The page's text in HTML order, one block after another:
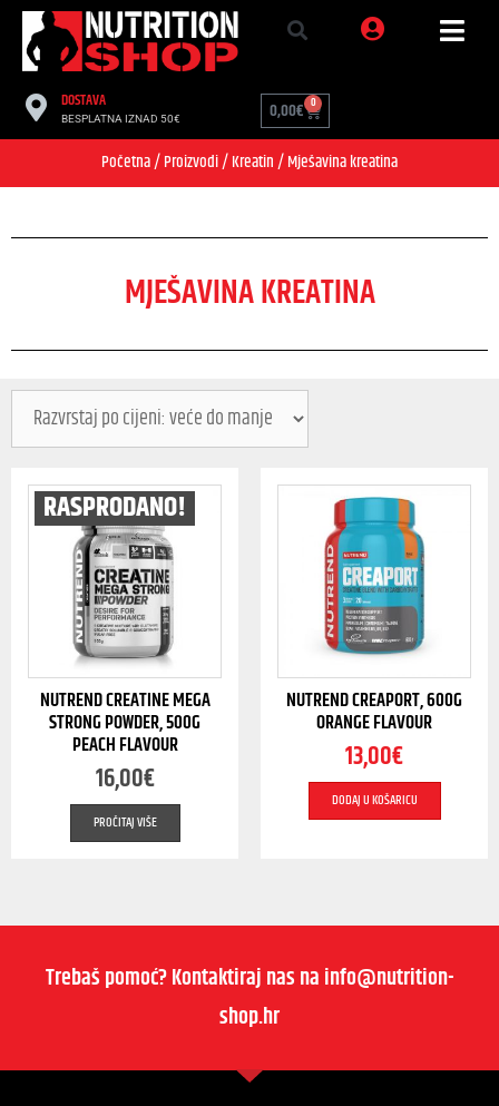
DOSTAVA
BESPLATNA IZNAD 50€ 0,00€ 0
Početna/Proizvodi/Kreatin/ Mješavina kreatina
MJEŠAVINA KREATINA
RASPRODANO!
NUTREND CREATINE MEGA
STRONG POWDER, 500G
PEACH FLAVOUR
16,00€
PROČITAJ VIŠE
NUTREND CREAPORT, 600G
ORANGE FLAVOUR
13,00€
DODAJ U KOŠARICU
Trebaš pomoć? Kontaktiraj nas na info@nutrition-
shop.hr